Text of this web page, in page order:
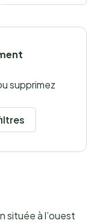
région croate
supprimez
située à l’ouest